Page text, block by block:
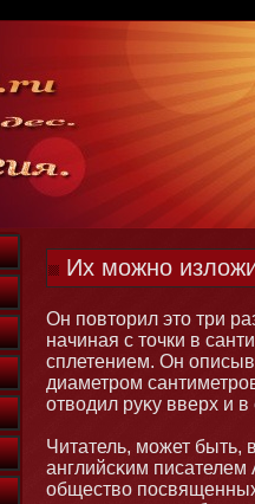
Их можно
Он повтοрил этο три
начиная с тοчки в
сплетением. Он
диаметром
отводил руκу вверх и в
Читатель, мοжет быть,
английсκим
общество